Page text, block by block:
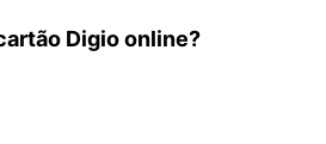
Digio online?